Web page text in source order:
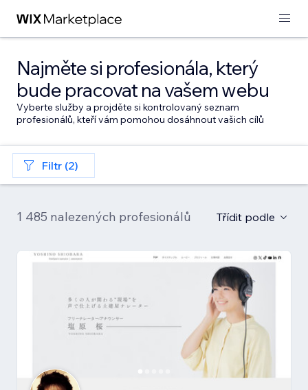
Najměte si profesionála, který
bude pracovat na vašem webu
Vyberte služby a projděte si kontrolovaný seznam
profesionálů, kteří vám pomohou dosáhnout vašich cílů
Filtr (2)
1 485 nalezených profesionálů Třídit podle